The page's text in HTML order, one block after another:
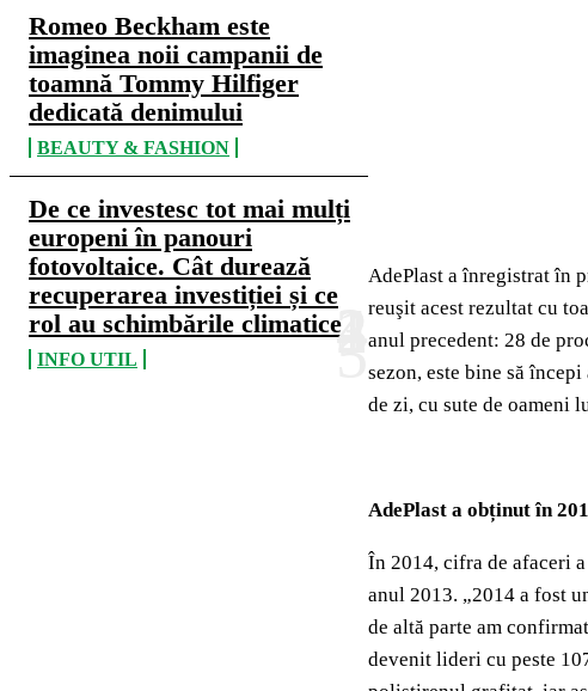
Romeo Beckham este
imaginea noii campanii de
toamnă Tommy Hilfiger
dedicată denimului
BEAUTY & FASHION
De ce investesc tot mai mulți
europeni în panouri
fotovoltaice. Cât durează
recuperarea investiției și ce
rol au schimbările climatice
INFO UTIL
AdePlast a înregistrat în
reuşit acest rezultat cu
anul precedent: 28 de
sezon, este bine să
de zi, cu sute de oameni
AdePlast a obținut în
În 2014, cifra de afaceri
anul 2013. „2014 a fost
de altă parte am
devenit lideri cu peste